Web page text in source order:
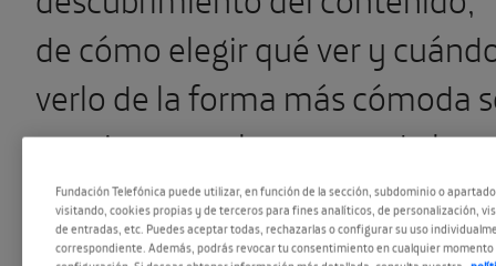
de cómo elegir qué ver y
verlo de la forma más cómoda
convierte en el gran reto de la
nueva televisión. En ese
de feroz competitividad entre
Fundación Telefónica puede utilizar, en función de la sección, subdominio o
visitando, cookies propias y de terceros para fines analíticos, de personalización,
de entradas, etc. Puedes aceptar todas, rechazarlas o configurar su uso
correspondiente. Además, podrás revocar tu consentimiento en cualquier momento